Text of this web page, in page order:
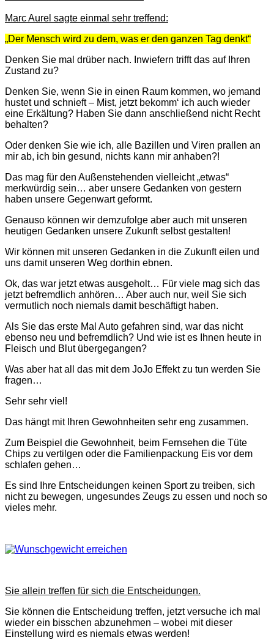
Marc Aurel sagte einmal sehr treffend:
„Der Mensch wird zu dem, was er den ganzen Tag denkt“
Denken Sie mal drüber nach. Inwiefern trifft das auf Ihren
Zustand zu?
Denken Sie, wenn Sie in einen Raum kommen, wo jemand
hustet und schnieft – Mist, jetzt bekomm‘ ich auch wieder
eine Erkältung? Haben Sie dann anschließend nicht Recht
behalten?
Oder denken Sie wie ich, alle Bazillen und Viren prallen an
mir ab, ich bin gesund, nichts kann mir anhaben?!
Das mag für den Außenstehenden vielleicht „etwas“
merkwürdig sein… aber unsere Gedanken von gestern
haben unsere Gegenwart geformt.
Genauso können wir demzufolge aber auch mit unseren
heutigen Gedanken unsere Zukunft selbst gestalten!
Wir können mit unseren Gedanken in die Zukunft eilen und
uns damit unseren Weg dorthin ebnen.
Ok, das war jetzt etwas ausgeholt… Für viele mag sich das
jetzt befremdlich anhören… Aber auch nur, weil Sie sich
vermutlich noch niemals damit beschäftigt haben.
Als Sie das erste Mal Auto gefahren sind, war das nicht
ebenso neu und befremdlich? Und wie ist es Ihnen heute in
Fleisch und Blut übergegangen?
Was aber hat all das mit dem JoJo Effekt zu tun werden Sie
fragen…
Sehr sehr viel!
Das hängt mit Ihren Gewohnheiten sehr eng zusammen.
Zum Beispiel die Gewohnheit, beim Fernsehen die Tüte
Chips zu vertilgen oder die Familienpackung Eis vor dem
schlafen gehen…
Es sind
Ihre Entscheidungen keinen Sport zu treiben, sich
nicht zu bewegen, ungesundes Zeugs zu essen und noch so
vieles mehr.
Sie allein treffen für sich die Entscheidungen.
Sie können die Entscheidung treffen, jetzt versuche ich mal
wieder ein bisschen abzunehmen – wobei mit dieser
Einstellung wird es niemals etwas werden!